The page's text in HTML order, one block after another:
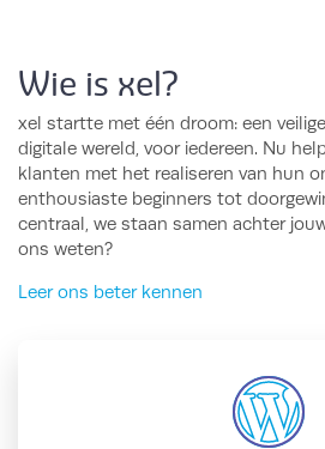
Wie is xel?
xel startte met één droom: een
digitale wereld, voor iedereen. Nu
klanten met het realiseren van hun
enthousiaste beginners tot
centraal, we staan samen achter
ons weten?
Leer ons beter kennen